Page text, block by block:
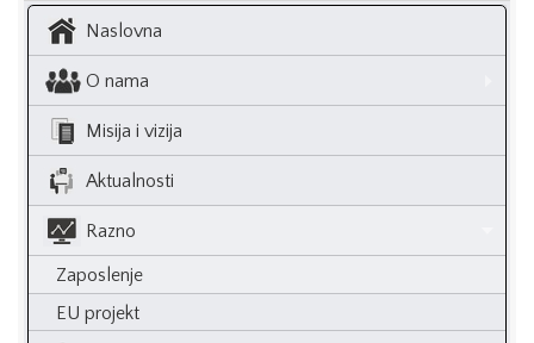
Naslovna
O nama
Misija i vizija
Aktualnosti
Razno
Zaposlenje
EU projekt